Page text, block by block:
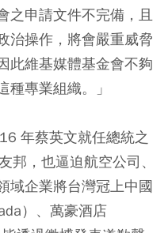
之申請文件不完備，且
治操作，將會嚴重威脅
此維基媒體基金會不夠
專業組織。」
年蔡英文就任總統之
邦，也逼迫航空公司、
域企業將台灣冠上中國
）、萬豪酒店